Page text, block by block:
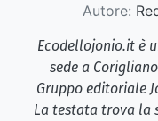
Autore:
Ecodellojonio.it è
sede a
Gruppo editoriale
La testata trova la